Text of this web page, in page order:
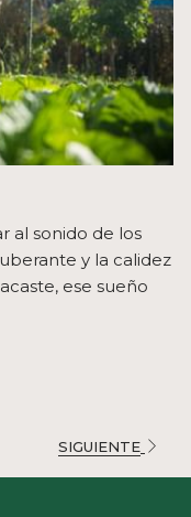
al sonido de los
y la calidez
ese sueño
aves, respirar
tranquilidad de la
SIGUIENTE